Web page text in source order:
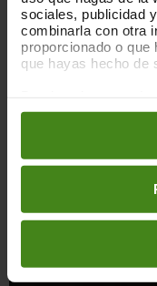
sociales, publicidad
combinarla con otra
proporcionado o que
que hayas hecho de
preferencias
en los botones